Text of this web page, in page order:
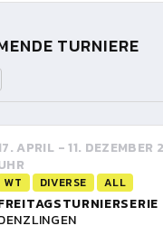
TURNIERE
APRIL - 11. DEZEMBER
WT DIVERSE ALL